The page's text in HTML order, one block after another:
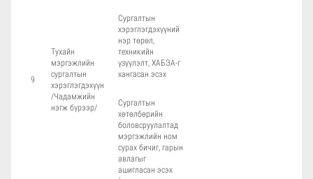
9
Тухайн
мэргэжлийн
сургалтын
хэрэглэгдэхүүн
/Чадамжийн
нэгж бүрээр/
Сургалтын
хэрэглэгдэхүүний
нэр төрөл,
техникийн
үзүүлэлт, ХАБЭА-г
хангасан эсэх
Сургалтын
хөтөлбөрийн
боловсруулалтад
мэргэжлийн ном
сурах бичиг, гарын
авлагыг
ашигласан эсэх